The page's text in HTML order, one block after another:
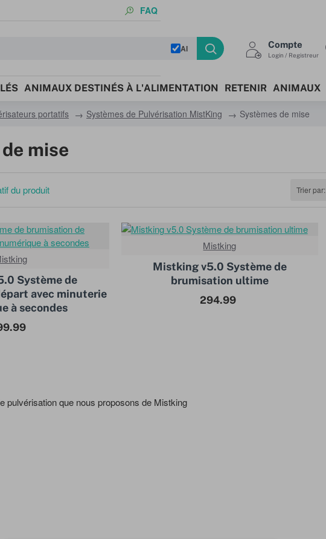
FAQ
AI Compte
Login / Registreur
ANIMAUX DESTINÉS À L'ALIMENTATION RETENIR ANIMAUX
portatifs Systèmes de Pulvérisation MistKing Systèmes de mise
mise
pulvérisation que nous proposons de Mistking
du produit Trier par:
Système de
avec minuterie
à secondes
Mistking
Mistking v5.0 Système de
brumisation ultime
294.99